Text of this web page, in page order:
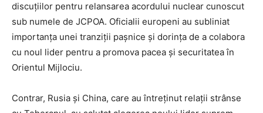
discuțiilor pentru relansarea acordului nuclear cunoscut
sub numele de JCPOA. Oficialii europeni au subliniat
importanța unei tranziții pașnice și dorința de a colabora
cu noul lider pentru a promova pacea și securitatea în
Orientul Mijlociu.
Contrar, Rusia și China, care au întreținut relații strânse